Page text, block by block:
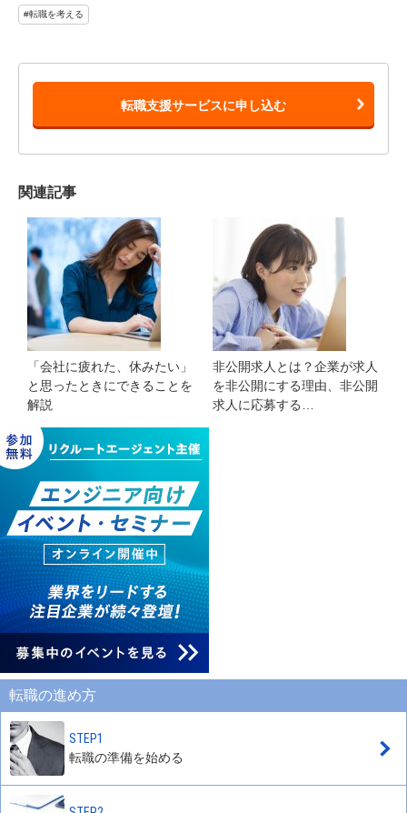
#転職を考える
転職支援サービスに申し込む
関連記事
「会社に疲れた、休みたい」
と思ったときにできることを
解説
非公開求人とは？企業が求人
を非公開にする理由、非公開
求人に応募する…
転職の進め方
STEP1
転職の準備を始める